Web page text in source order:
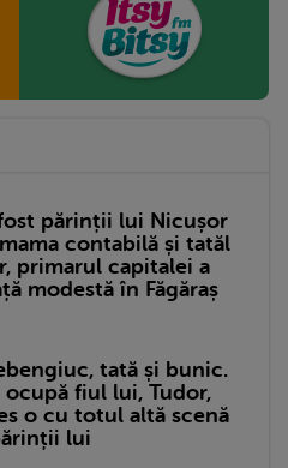
părinții lui Nicușor
contabilă și tatăl
primarul capitalei a
modestă în Făgăraș
tată și bunic.
ocupă fiul lui, Tudor,
o cu totul altă scenă
lui